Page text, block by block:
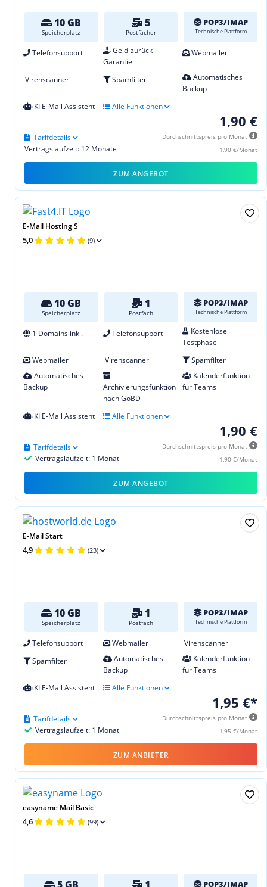
10 GB
Speicherplatz
5
Postfächer
POP3/IMAP
Technische Plattform
Telefonsupport
Geld-zurück-
Garantie
Webmailer
Virenscanner Spamfilter
Automatisches
Backup
KI E-Mail Assistent
Alle Funktionen
1,90 €
Durchschnittspreis pro Monat
1,90 €/Monat
Vertragslaufzeit: 12 Monate
Tarifdetails
ZUM ANGEBOT
E-Mail Hosting S
5,0 (9)
10 GB
Speicherplatz
1
Postfach
POP3/IMAP
Technische Plattform
1 Domains inkl. Telefonsupport
Kostenlose
Testphase
Webmailer
Virenscanner
Spamfilter
Automatisches
Backup
Archivierungsfunktion
nach GoBD
Kalenderfunktion
für Teams
KI E-Mail Assistent Alle Funktionen
1,90 €
Durchschnittspreis pro Monat
1,90 €/Monat
Vertragslaufzeit: 1 Monat
Tarifdetails
ZUM ANGEBOT
E-Mail Start
4,9 (23)
10 GB
Speicherplatz
1
Postfach
POP3/IMAP
Technische Plattform
Telefonsupport Webmailer
Virenscanner
Spamfilter
Automatisches
Backup
Kalenderfunktion
für Teams
KI E-Mail Assistent
Alle Funktionen
1,95 €*
Durchschnittspreis pro Monat
1,95 €/Monat
Vertragslaufzeit: 1 Monat
Tarifdetails
ZUM ANBIETER
easyname Mail Basic
4,6 (99)
POP3/IMAP